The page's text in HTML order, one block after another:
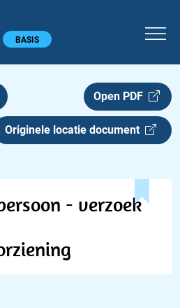
BASIS
Open PDF
Originele locatie document
- verzoek